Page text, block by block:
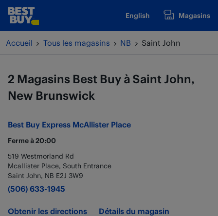
Passer au contenu
www.bestbuy.ca English Magasins
Accueil Tous les magasins NB Saint John
2 Magasins Best Buy à Saint John,
New Brunswick
Best Buy Express McAllister Place
Ferme à 20:00
519 Westmorland Rd
Mcallister Place, South Entrance
Saint John, NB E2J 3W9
(506) 633-1945
Obtenir les directions Détails du magasin